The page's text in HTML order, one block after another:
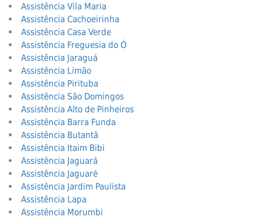
Assistência Vila Maria
Assistência Cachoeirinha
Assistência Casa Verde
Assistência Freguesia do Ó
Assistência Jaraguá
Assistência Limão
Assistência Pirituba
Assistência São Domingos
Assistência Alto de Pinheiros
Assistência Barra Funda
Assistência Butantã
Assistência Itaim Bibi
Assistência Jaguará
Assistência Jaguaré
Assistência Jardim Paulista
Assistência Lapa
Assistência Morumbi